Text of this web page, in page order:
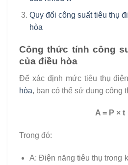
Quy đổi công suất tiêu thụ
hòa
Công thức tính công
của điều hòa
Để xác định mức tiêu thụ
hòa, bạn có thể sử dụng công
A = P × t
Trong đó:
A: Điện năng tiêu thụ trong